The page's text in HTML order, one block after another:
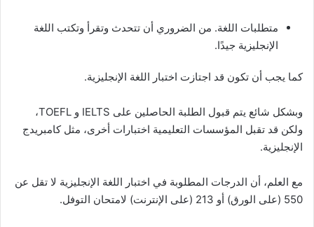
متطلبات اللغة. من الضروري أن تتحدث وتقرأ وتكتب اللغة
الإنجليزية جيدًا.
كما يجب أن تكون قد اجتازت اختبار اللغة الإنجليزية.
وبشكل شائع يتم قبول الطلبة الحاصلين على IELTS و TOEFL،
ولكن قد تقبل المؤسسات التعليمية اختبارات أخرى، مثل كامبريدج
الإنجليزية.
مع العلم، أن الدرجات المطلوبة في اختبار اللغة الإنجليزية لا تقل عن
550 (على الورق) أو 213 (على الإنترنت) لامتحان التوفل.